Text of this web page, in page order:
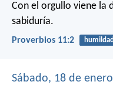
Con el orgullo viene la
sabiduría.
Proverbios 11:2 humildad
Sábado, 18 de